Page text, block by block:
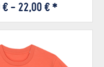
€ - 22,00 € *